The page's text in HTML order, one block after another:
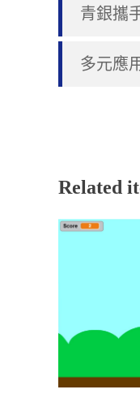
青銀攜
多元應
Related